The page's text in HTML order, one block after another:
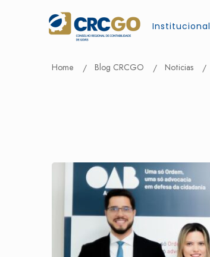
Institucional
Home Blog CRCGO Noticias